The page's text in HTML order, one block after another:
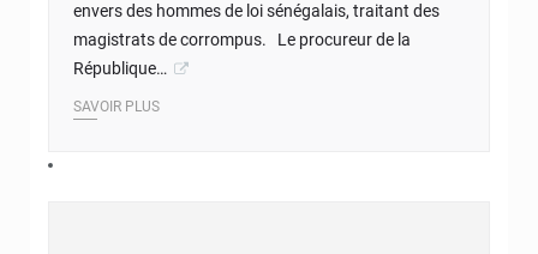
envers des hommes de loi sénégalais, traitant des
magistrats de corrompus. Le procureur de la
République…
SAVOIR PLUS